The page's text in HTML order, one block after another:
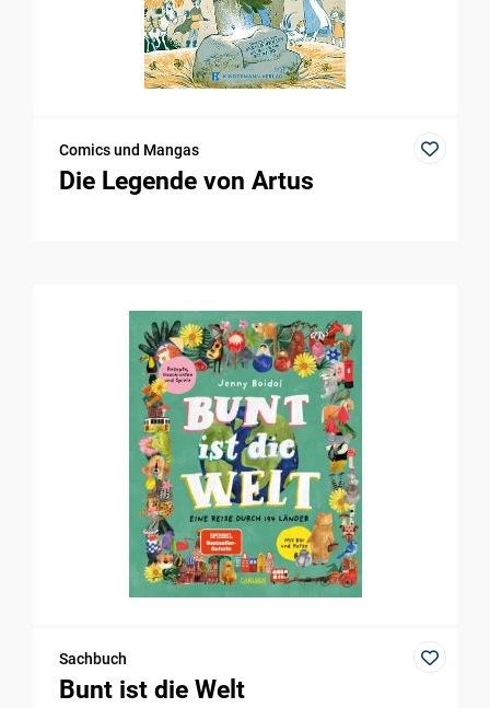
Comics und Mangas
Die Legende von Artus
Sachbuch
Bunt ist die Welt